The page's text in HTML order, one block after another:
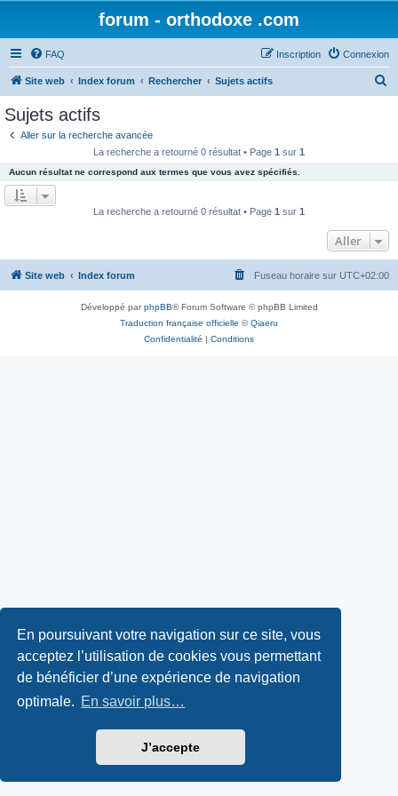
En poursuivant votre navigation sur ce site, vous
acceptez l’utilisation de cookies vous permettant
de bénéficier d’une expérience de navigation
optimale. En savoir plus…
J’accepte
forum - orthodoxe .com
FAQ Connexion
Inscription
Site web Index forum Rechercher Sujets actifs
e
r
Sujets actifs
Aller sur la recherche avancée
La recherche a retourné 0 résultat • Page 1 sur 1
Aucun résultat ne correspond aux termes que vous avez spécifiés.
La recherche a retourné 0 résultat • Page 1 sur 1
Aller
Site web Index forum Fuseau horaire sur UTC+02:00
Développé parphpBB® Forum Software © phpBB Limited
Traduction française officielle ©Qiaeru
Confidentialité | Conditions